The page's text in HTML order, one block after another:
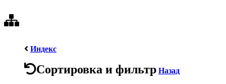
Индекс
Сортировка и фильтр Назад